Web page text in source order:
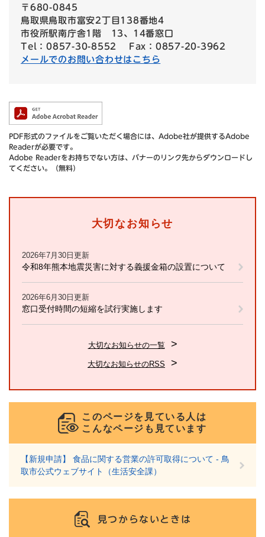
〒680-0845
鳥取県鳥取市富安2丁目138番地4
市役所駅南庁舎1階 13、14番窓口
Tel：0857-30-8552
Fax：0857-20-3962
メールでのお問い合わせはこちら
PDF形式のファイルをご覧いただく場合には、Adobe社が提供するAdobe
Readerが必要です。
Adobe Readerをお持ちでない方は、バナーのリンク先からダウンロードし
てください。（無料）
大切なお知らせ
2026年7月30日更新
令和8年熊本地震災害に対する義援金箱の設置について
2026年6月30日更新
窓口受付時間の短縮を試行実施します
大切なお知らせの一覧
大切なお知らせのRSS
このページを見ている人は
こんなページも見ています
【新規申請】 食品に関する営業の許可取得について - 鳥
取市公式ウェブサイト（生活安全課）
見つからないときは